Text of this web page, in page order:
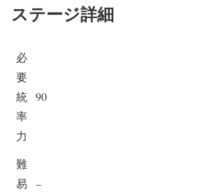
ステージ詳細
必
要
統
率
力
90
難
易
–